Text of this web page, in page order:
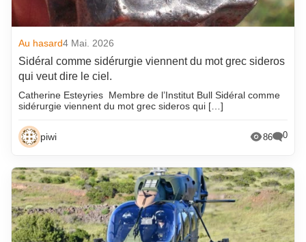
Au hasard4 Mai. 2026
Sidéral comme sidérurgie viennent du mot grec sideros
qui veut dire le ciel.
Catherine Esteyries Membre de l’Institut Bull Sidéral comme
sidérurgie viennent du mot grec sideros qui […]
piwi 86 0